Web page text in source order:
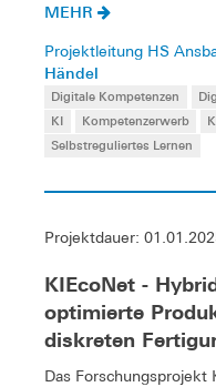
MEHR
Projektleitung HS
Händel
Digitale Kompetenzen
KI
Kompetenzerwerb
Selbstreguliertes Lernen
Projektdauer:
KIEcoNet -
optimierte
diskreten
Das